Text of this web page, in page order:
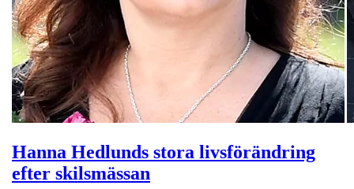
Hanna Hedlunds stora livsförändring
efter skilsmässan